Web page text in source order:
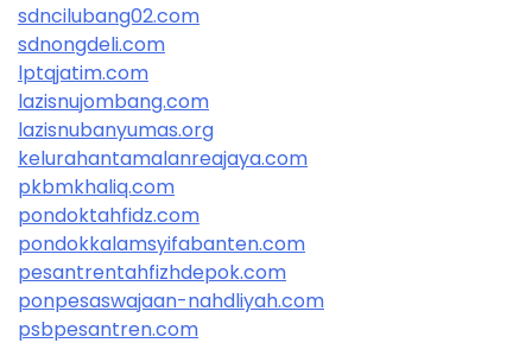
sdncilubang02.com
sdnongdeli.com
lptqjatim.com
lazisnujombang.com
lazisnubanyumas.org
kelurahantamalanreajaya.com
pkbmkhaliq.com
pondoktahfidz.com
pondokkalamsyifabanten.com
pesantrentahfizhdepok.com
ponpesaswajaan-nahdliyah.com
psbpesantren.com